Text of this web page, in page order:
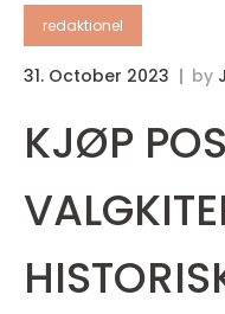
redaktionel
31. October 2023 by
KJØP